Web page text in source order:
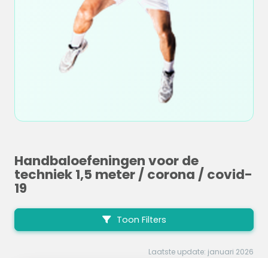
Handbaloefeningen voor de
techniek 1,5 meter / corona / covid-
19
Toon Filters
Laatste update: januari 2026